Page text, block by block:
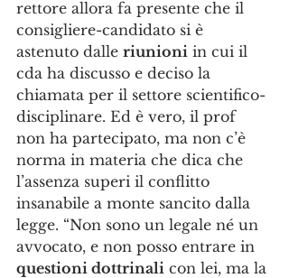
rettore allora fa presente che il
consigliere-candidato si è
astenuto dalle riunioni in cui il
cda ha discusso e deciso la
chiamata per il settore scientifico-
disciplinare. Ed è vero, il prof
non ha partecipato, ma non c’è
norma in materia che dica che
l’assenza superi il conflitto
insanabile a monte sancito dalla
legge. “Non sono un legale né un
avvocato, e non posso entrare in
questioni dottrinali con lei, ma la